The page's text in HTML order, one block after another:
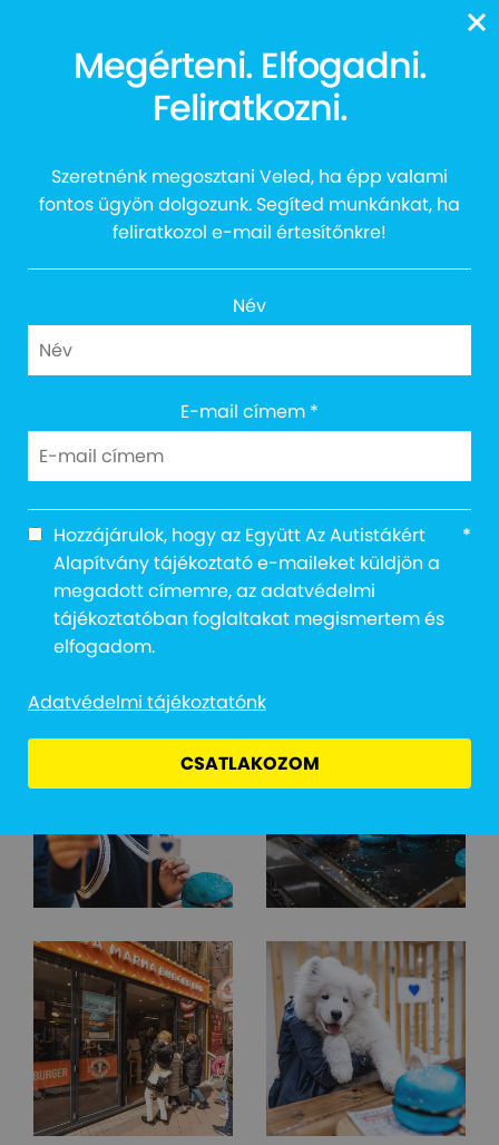
Szikrások EGYÜTT
burgerezése💙🍔
Megérteni. Elfogadni.
Feliratkozni.
Szeretnénk megosztani Veled, ha épp valami
fontos ügyön dolgozunk. Segíted munkánkat, ha
feliratkozol e-mail értesítőnkre!
Név
E-mail címem *
Hozzájárulok, hogy az Együtt Az Autistákért
Alapítvány tájékoztató e-maileket küldjön a
megadott címemre, az adatvédelmi
tájékoztatóban foglaltakat megismertem és
elfogadom.
*
Adatvédelmi tájékoztatónk
CSATLAKOZOM